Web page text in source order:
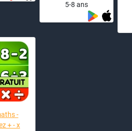
5-8 ans
-
+ - x